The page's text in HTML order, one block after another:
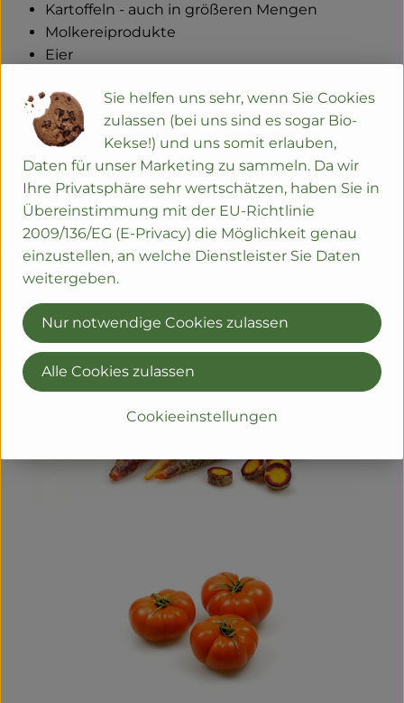
Kartoffeln - auch in größeren Mengen
Molkereiprodukte
Eier
Bier, Wein, Säfte und andere Getränke, auch in
Kisten
ein umfangreiches Trockensortiment mit Tee,
Nudeln, Reis, Süßigkeiten.....
eine Auswahl an Kosmetika, Wasch- und
Reinigungsmitteln
Blumenerde
Bitte beachte, dass für Fleisch und Backwaren
Sie helfen uns sehr, wenn Sie Cookies
zulassen (bei uns sind es sogar Bio-
Kekse!) und uns somit erlauben,
Daten für unser Marketing zu sammeln. Da wir
Ihre Privatsphäre sehr wertschätzen, haben Sie in
Übereinstimmung mit der EU-Richtlinie
2009/136/EG (E-Privacy) die Möglichkeit genau
einzustellen, an welche Dienstleister Sie Daten
weitergeben.
Cookieeinstellungen
Nur notwendige Cookies zulassen
Alle Cookies zulassen